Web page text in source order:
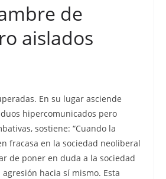
de
aislados
En su lugar asciende
hipercomunicados pero
sostiene: “Cuando la
fracasa en la sociedad neoliberal
de poner en duda a la sociedad
hacia sí mismo. Esta